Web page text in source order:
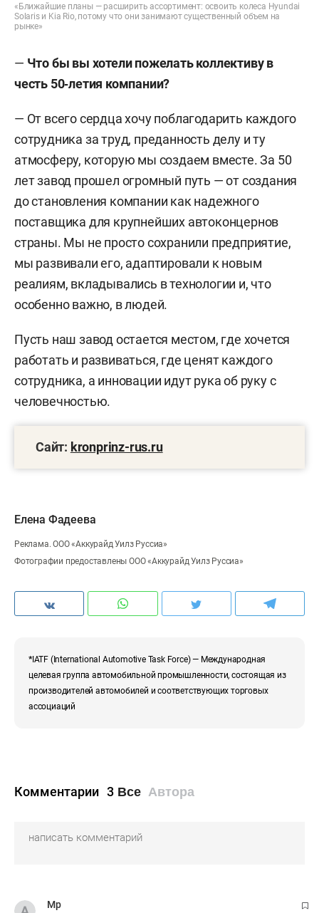
«Ближайшие планы — расширить ассортимент: освоить колеса Hyundai
Solaris и Kia Rio, потому что они занимают существенный объем на
рынке»
— Что бы вы хотели пожелать коллективу в
честь 50‑летия компании?
— От всего сердца хочу поблагодарить каждого
сотрудника за труд, преданность делу и ту
атмосферу, которую мы создаем вместе. За 50
лет завод прошел огромный путь — от создания
до становления компании как надежного
поставщика для крупнейших автоконцернов
страны. Мы не просто сохранили предприятие,
мы развивали его, адаптировали к новым
реалиям, вкладывались в технологии и, что
особенно важно, в людей.
Пусть наш завод остается местом, где хочется
работать и развиваться, где ценят каждого
сотрудника, а инновации идут рука об руку с
человечностью.
Сайт: kronprinz-rus.ru
Елена Фадеева
Реклама. ООО «Аккурайд Уилз Руссиа»
Фотографии предоставлены ООО «Аккурайд Уилз Руссиа»
*IATF (International Automotive Task Force) — Международная
целевая группа автомобильной промышленности, состоящая из
производителей автомобилей и соответствующих торговых
ассоциаций
Комментарии 3 Все Автора
Мр